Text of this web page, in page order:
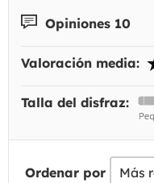
Opiniones 10
Valoración media:
Talla del disfraz:
Ordenar por